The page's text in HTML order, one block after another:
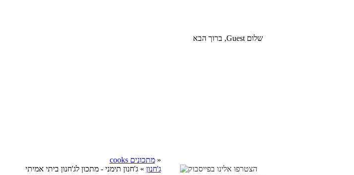
שלום Guest, ברוך הבא
cooks מתכונים»
ג'חנון » ג'חנון תימני - מתכון לג'חנון ביתי אמיתי